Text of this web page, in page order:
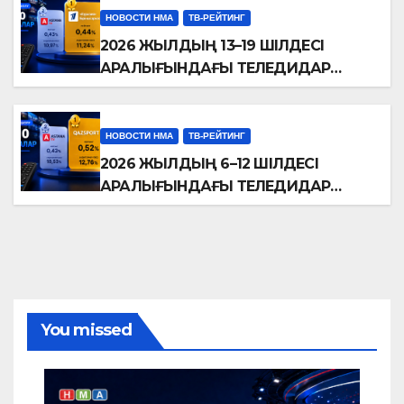
НОВОСТИ НМА ТВ-РЕЙТИНГ
2026 ЖЫЛДЫҢ 13–19 ШІЛДЕСІ
АРАЛЫҒЫНДАҒЫ ТЕЛЕДИДАР
РЕЙТИНГТЕРІНЕ ШОЛУ
НОВОСТИ НМА ТВ-РЕЙТИНГ
2026 ЖЫЛДЫҢ 6–12 ШІЛДЕСІ
АРАЛЫҒЫНДАҒЫ ТЕЛЕДИДАР
РЕЙТИНГТЕРІНЕ ШОЛУ
You missed